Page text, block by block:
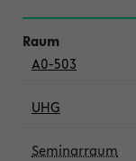
A0-503
UHG
Seminarraum